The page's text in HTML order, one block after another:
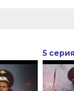
5 серия